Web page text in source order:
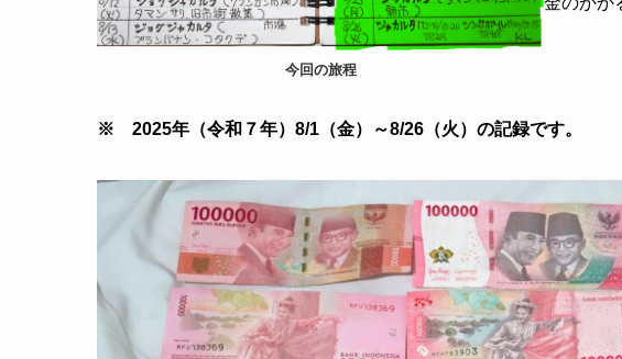
今回の旅程
※ 2025年（令和７年）8/1（金）～8/26（火）の記録です。